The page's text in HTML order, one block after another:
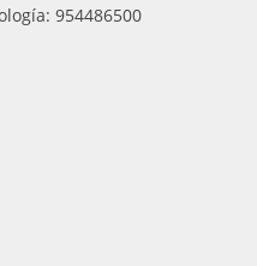
954486500